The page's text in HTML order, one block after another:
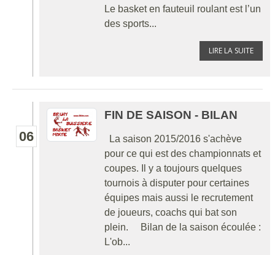
Le basket en fauteuil roulant est l’un
des sports...
LIRE LA SUITE
06
FIN DE SAISON - BILAN
La saison 2015/2016 s'achève
pour ce qui est des championnats et
coupes. Il y a toujours quelques
tournois à disputer pour certaines
équipes mais aussi le recrutement
de joueurs, coachs qui bat son
plein. Bilan de la saison écoulée :
L'ob...